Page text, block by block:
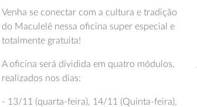
Venha se conectar com a cultura e tradição
do Maculelê nessa oficina super especial e
totalmente gratuita!
A oficina será dividida em quatro módulos,
realizados nos dias:
- 13/11 (quarta-feira), 14/11 (Quinta-feira),